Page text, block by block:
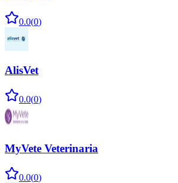
0.0(0)
AlisVet
0.0(0)
MyVete Veterinaria
0.0(0)